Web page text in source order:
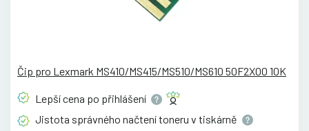
Čip pro Lexmark MS410/MS415/MS510/MS610 50F2X00 10K
Lepší cena po přihlášení
Jistota správného načtení toneru v tiskárně